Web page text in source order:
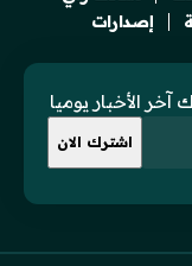
إصدارات
الأخبار يوميا